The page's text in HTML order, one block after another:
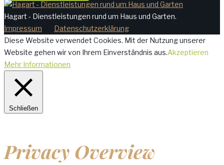
Hagart - Dienstleistungen rund um Haus und Garten.
Impressum
Datenschutzerklärung
Diese Website verwendet Cookies. Mit der Nutzung unserer
Website gehen wir von Ihrem Einverständnis aus.Akzeptieren
Mehr Informationen
Schließen
Privacy Overview